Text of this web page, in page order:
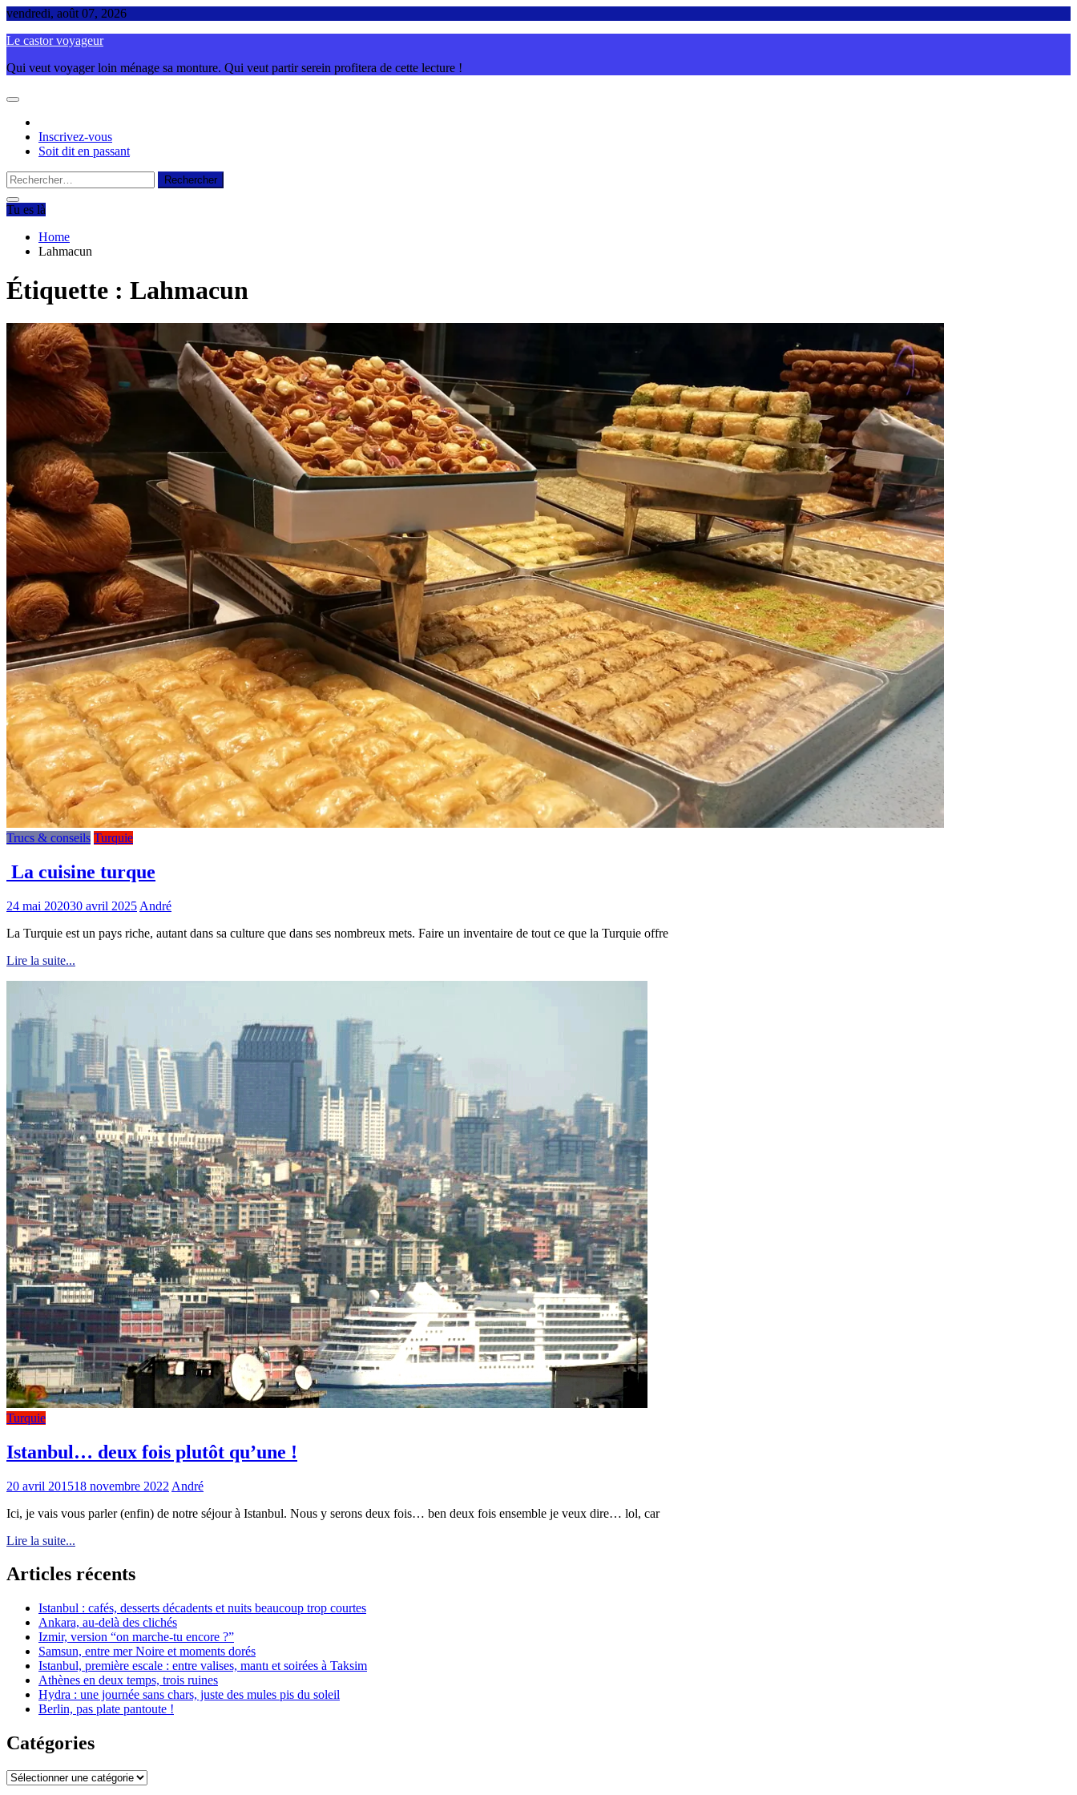
Skip
content
vendredi, août 07, 2026
Le castor voyageur
Qui veut voyager loin ménage sa monture. Qui veut partir serein profitera de cette lecture !
Inscrivez-vous
Soit dit en passant
Rechercher :
Tu es là
Home
Lahmacun
Étiquette : Lahmacun
Trucs & conseils Turquie
La cuisine turque
24 mai 202030 avril 2025 André
La Turquie est un pays riche, autant dans sa culture que dans ses nombreux mets. Faire un inventaire de tout ce que la Turquie offre
Lire la suite...
Turquie
Istanbul… deux fois plutôt qu’une !
20 avril 201518 novembre 2022 André
Ici, je vais vous parler (enfin) de notre séjour à Istanbul. Nous y serons deux fois… ben deux fois ensemble je veux dire… lol, car
Lire la suite...
Articles récents
Istanbul : cafés, desserts décadents et nuits beaucoup trop courtes
Ankara, au-delà des clichés
Izmir, version “on marche-tu encore ?”
Samsun, entre mer Noire et moments dorés
Istanbul, première escale : entre valises, mantı et soirées à Taksim
Athènes en deux temps, trois ruines
Hydra : une journée sans chars, juste des mules pis du soleil
Berlin, pas plate pantoute !
Catégories
Catégories